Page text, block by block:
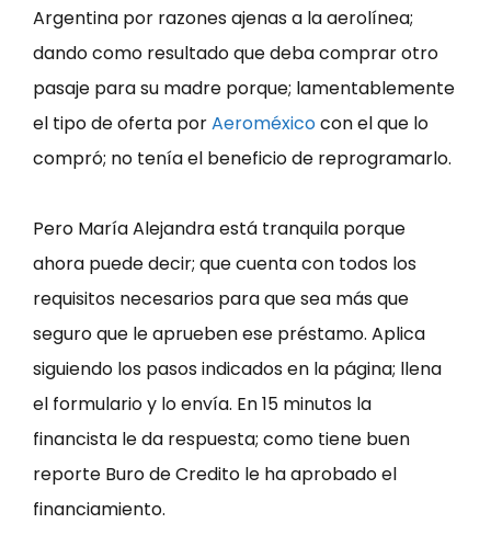
Argentina por razones ajenas a la aerolínea;
dando como resultado que deba comprar otro
pasaje para su madre porque; lamentablemente
el tipo de oferta porAeroméxicocon el que lo
compró; no tenía el beneficio de reprogramarlo.
Pero María Alejandra está tranquila porque
ahora puede decir; que cuenta con todos los
requisitos necesarios para que sea más que
seguro que le aprueben ese préstamo. Aplica
siguiendo los pasos indicados en la página; llena
el formulario y lo envía. En 15 minutos la
financista le da respuesta; como tiene buen
reporte Buro de Credito le ha aprobado el
financiamiento.